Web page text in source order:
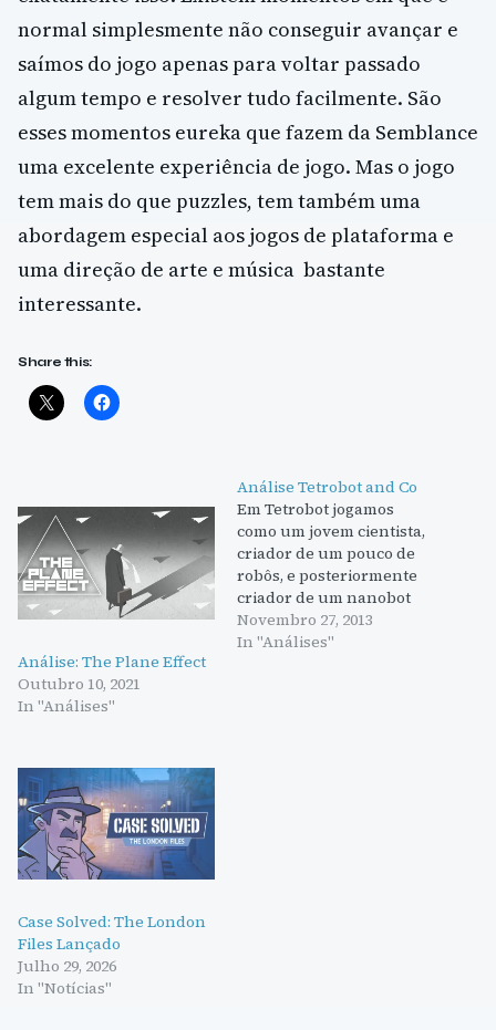
normal simplesmente não conseguir avançar e
saímos do jogo apenas para voltar passado
algum tempo e resolver tudo facilmente. São
esses momentos eureka que fazem da Semblance
uma excelente experiência de jogo. Mas o jogo
tem mais do que puzzles, tem também uma
abordagem especial aos jogos de plataforma e
uma direção de arte e música bastante
interessante.
Share this:
Análise: The Plane Effect
Outubro 10, 2021
In "Análises"
Análise Tetrobot and Co
Em Tetrobot jogamos
como um jovem cientista,
criador de um pouco de
robôs, e posteriormente
criador de um nanobot
que vai para dentro dos
pequenos robôs para
Novembro 27, 2013
In "Análises"
Case Solved: The London
Files Lançado
Julho 29, 2026
In "Notícias"